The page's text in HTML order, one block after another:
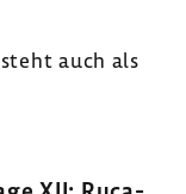
auch als